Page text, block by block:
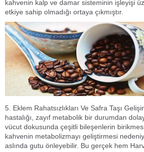
kahvenin kalp ve damar sisteminin işleyişi
etkiye sahip olmadığı ortaya çıkmıştır.
5. Eklem Rahatsızlıkları Ve Safra Taşı
hastalığı, zayıf metabolik bir durumdan
vücut dokusunda çeşitli bileşenlerin
kahvenin metabolizmayı geliştirmesi
aslında gutu önleyebilir. Bu gerçek hem